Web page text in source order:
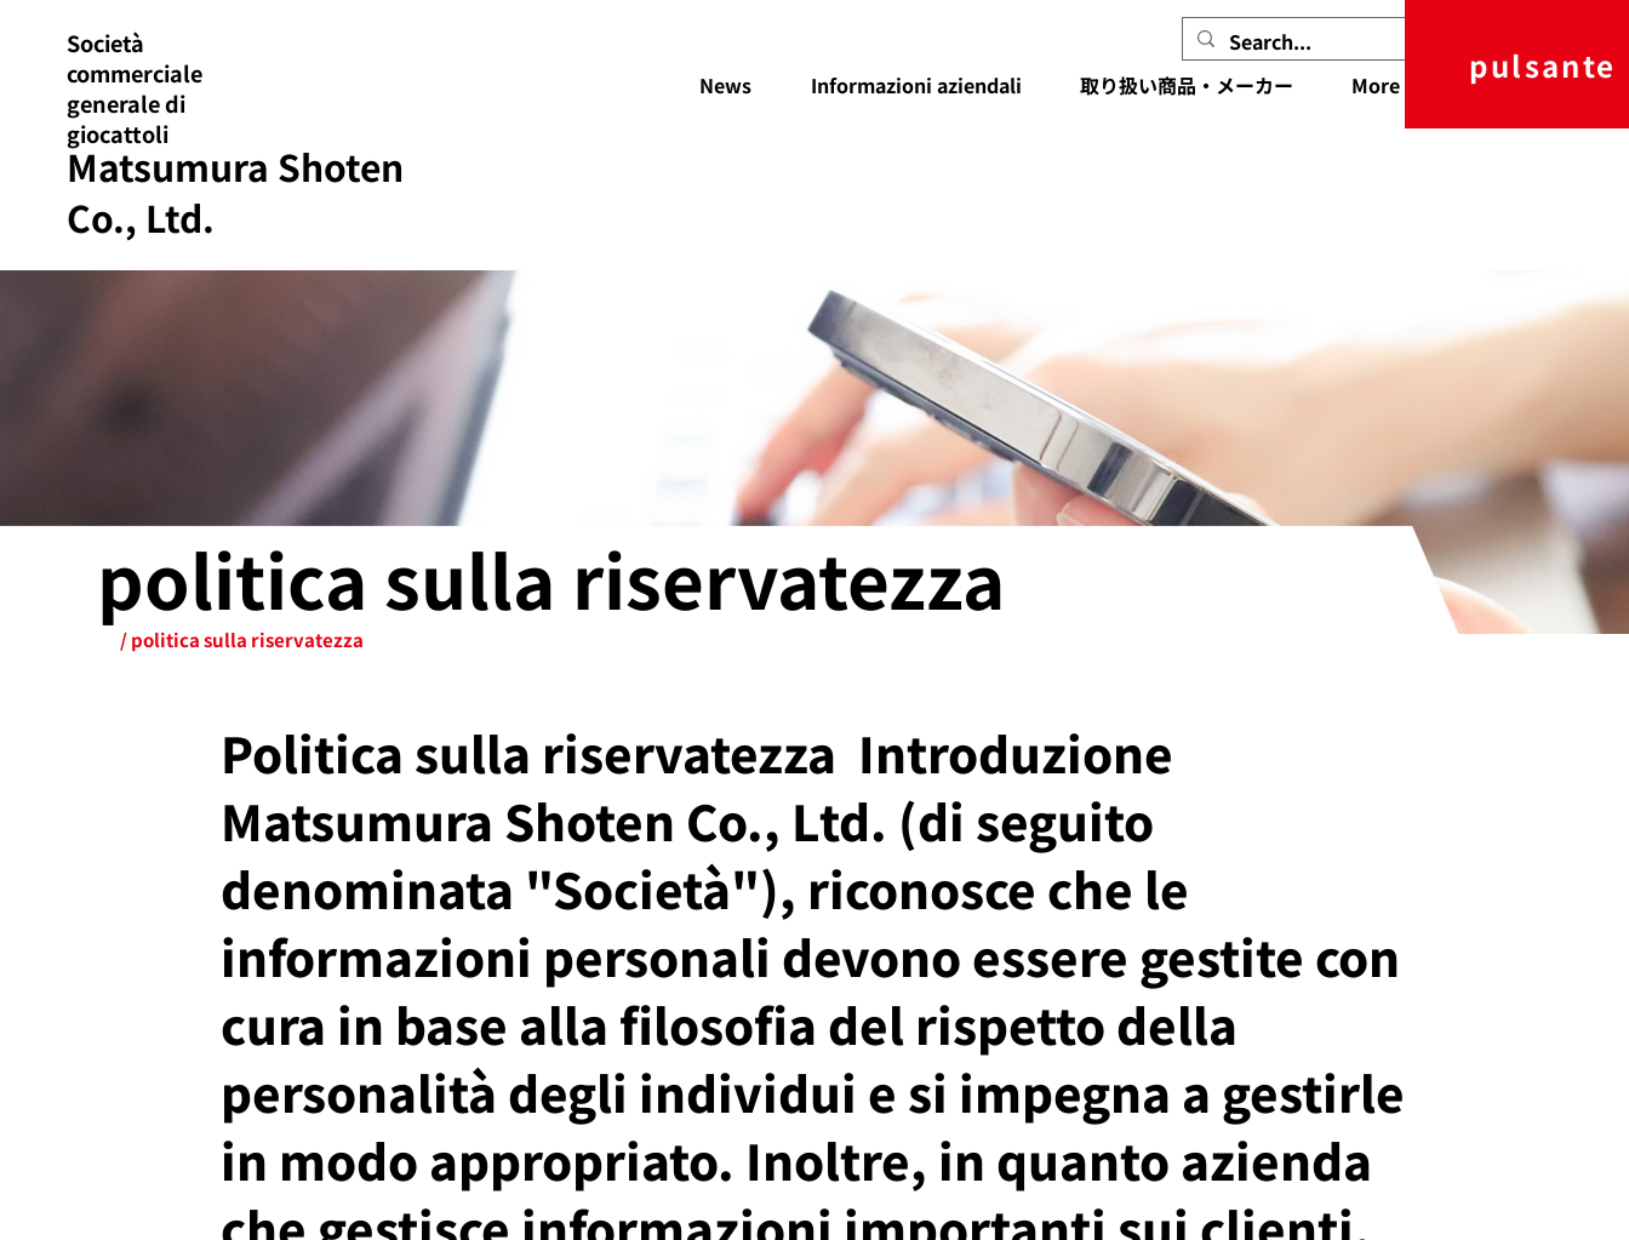
Matsumura Shoten
Co., Ltd.
Società
commerciale
generale di
giocattoli
News Informazioni aziendali 取り扱い商品・メーカー More pulsante
politica sulla riservatezza
/ politica sulla riservatezza
Politica sulla riservatezza ​ Introduzione
Matsumura Shoten Co., Ltd. (di seguito
denominata "Società"), riconosce che le
informazioni personali devono essere gestite con
cura in base alla filosofia del rispetto della
personalità degli individui e si impegna a gestirle
in modo appropriato. Inoltre, in quanto azienda